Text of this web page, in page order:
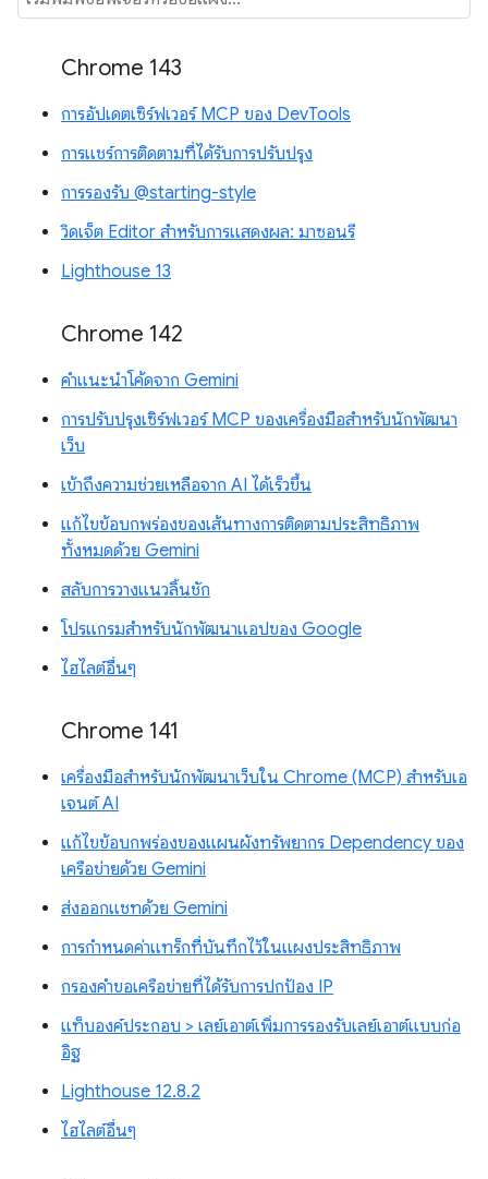
Chrome 143
การอัปเดตเซิร์ฟเวอร์ MCP ของ DevTools
การแชร์การติดตามที่ได้รับการปรับปรุง
การรองรับ @starting-style
วิดเจ็ต Editor สำหรับการแสดงผล: มาซอนรี
Lighthouse 13
Chrome 142
คำแนะนำโค้ดจาก Gemini
การปรับปรุงเซิร์ฟเวอร์ MCP ของเครื่องมือสำหรับนักพัฒนา
เว็บ
เข้าถึงความช่วยเหลือจาก AI ได้เร็วขึ้น
แก้ไขข้อบกพร่องของเส้นทางการติดตามประสิทธิภาพ
ทั้งหมดด้วย Gemini
สลับการวางแนวลิ้นชัก
โปรแกรมสำหรับนักพัฒนาแอปของ Google
ไฮไลต์อื่นๆ
Chrome 141
เครื่องมือสำหรับนักพัฒนาเว็บใน Chrome (MCP) สำหรับเอ
เจนต์ AI
แก้ไขข้อบกพร่องของแผนผังทรัพยากร Dependency ของ
เครือข่ายด้วย Gemini
ส่งออกแชทด้วย Gemini
การกำหนดค่าแทร็กที่บันทึกไว้ในแผงประสิทธิภาพ
กรองคำขอเครือข่ายที่ได้รับการปกป้อง IP
แท็บองค์ประกอบ > เลย์เอาต์เพิ่มการรองรับเลย์เอาต์แบบก่อ
อิฐ
Lighthouse 12.8.2
ไฮไลต์อื่นๆ